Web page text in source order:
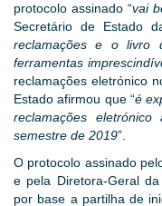
protocolo assinado “vai
Secretário de Estado
reclamações e o livro
ferramentas
reclamações eletrónico
Estado afirmou que “é
reclamações
semestre de 2019”.
O protocolo assinado
e pela Diretora-Geral
por base a partilha de